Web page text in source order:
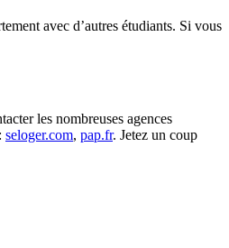
avec d’autres étudiants. Si vous
les nombreuses agences
seloger.com, pap.fr. Jetez un coup